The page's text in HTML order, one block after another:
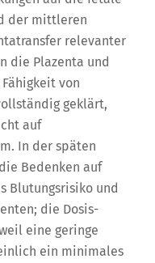
der mittleren
relevanter
die Plazenta und
von
geklärt,
auf
In der späten
Bedenken auf
Blutungsrisiko und
die Dosis-
eine geringe
ein minimales